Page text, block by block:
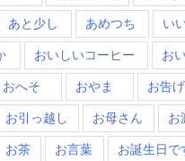
あと少し あめつち い
おいしいコーヒー お
おへそ おやま お告げ
お引っ越し お母さん お
お茶 お言葉 お誕生日で